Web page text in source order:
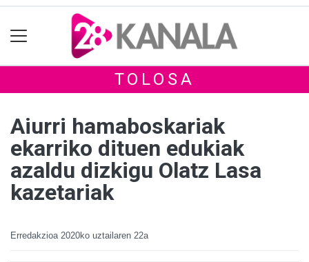
TOLOSA
Aiurri hamaboskariak
ekarriko dituen edukiak
azaldu dizkigu Olatz Lasa
kazetariak
Erredakzioa 2020ko uztailaren 22a